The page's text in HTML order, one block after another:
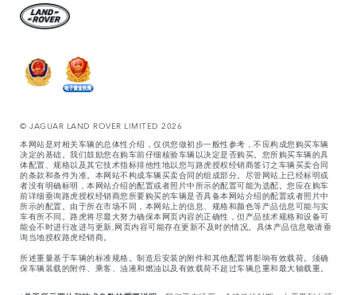
© JAGUAR LAND ROVER LIMITED 2026
本网站是对相关车辆的总体性介绍，仅供您做初步一般性参考，不应构成您购买车辆
决定的基础。我们鼓励您在购车前仔细核验车辆以决定是否购买。您所购买车辆的具
体配置、规格以及其它技术指标排他性地以您与路虎授权经销商签订之车辆买卖合同
的条款和条件为准。本网站不构成车辆买卖合同的组成部分。尽管网站上已经标明或
者没有明确标明，本网站介绍的配置或者照片中所示的配置可能为选配。您应在购车
前详细垂询路虎授权经销商您所要购买的车辆是否具备本网站介绍的配置或者照片中
所示的配置。由于所在市场不同，本网站上的信息、规格和颜色等产品信息可能与实
车有所不同。路虎将尽最大努力确保本网页内容的正确性，但产品技术规格和设备可
能会不时进行改进与更新,网页内容可能存在更新不及时的情况。具体产品信息敬请垂
询当地授权路虎经销商。
所述重量基于车辆的标准规格。制造后安装的附件和其他配置将影响有效载荷。须确
保车辆装载的附件、乘客、油液和燃油以及有效载荷不超过车辆总重和最大轴载重。